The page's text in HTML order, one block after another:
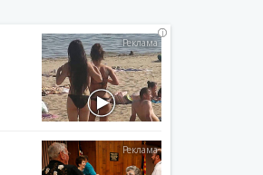
iiii